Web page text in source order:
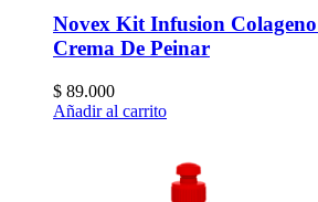
Novex Kit Infusion
Crema De Peinar
$ 89.000
Añadir al carrito